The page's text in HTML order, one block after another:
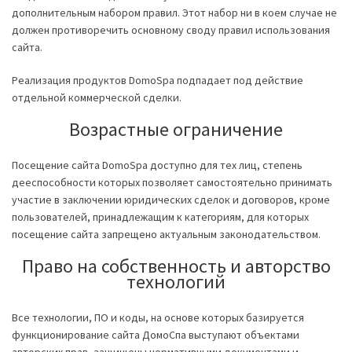
дополнительным набором правил. Этот набор ни в коем случае не
должен противоречить основному своду правил использования
сайта.
Реализация продуктов DomoSpa подпадает под действие
отдельной коммерческой сделки.
Возрастные ограничение
Посещение сайта DomoSpa доступно для тех лиц, степень
дееспособности которых позволяет самостоятельно принимать
участие в заключении юридических сделок и договоров, кроме
пользователей, принадлежащим к категориям, для которых
посещение сайта запрещено актуальным законодательством.
Право на собственность и авторство
технологий
Все технологии, ПО и коды, на основе которых базируется
функционирование сайта ДомоСпа выступают объектами